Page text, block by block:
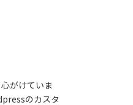
がけていま
のカスタ